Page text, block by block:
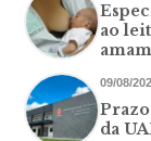
ao
09/08/
da